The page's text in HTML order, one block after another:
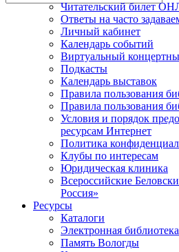
Читательский билет
Ответы на часто
Личный кабинет
Календарь событий
Виртуальный
Подкасты
Календарь выставок
Правила пользования
Правила пользования
Условия и порядок
ресурсам Интернет
Политика
Клубы по интересам
Юридическая клиника
Всероссийские
Россия»
Ресурсы
Каталоги
Электронная библиотека
Память Вологды